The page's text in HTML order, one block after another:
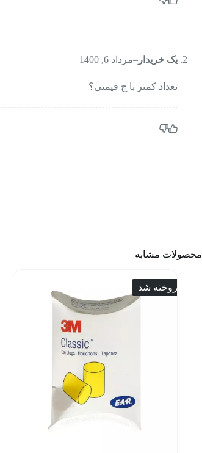
یک خریدار –مرداد 6, 1400
تعداد کمتر با چ قیمتی؟
محصولات مشابه
فروخته شد